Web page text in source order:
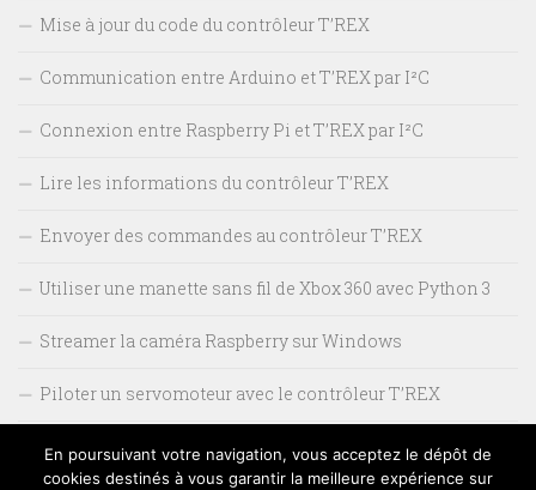
Mise à jour du code du contrôleur T’REX
Communication entre Arduino et T’REX par I²C
Connexion entre Raspberry Pi et T’REX par I²C
Lire les informations du contrôleur T’REX
Envoyer des commandes au contrôleur T’REX
Utiliser une manette sans fil de Xbox 360 avec Python 3
Streamer la caméra Raspberry sur Windows
Piloter un servomoteur avec le contrôleur T’REX
Monter un pan/tilt sur la caméra
En poursuivant votre navigation, vous acceptez le dépôt de
cookies destinés à vous garantir la meilleure expérience sur